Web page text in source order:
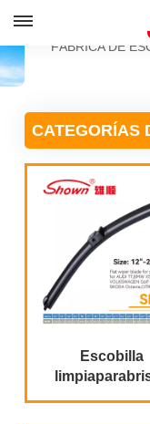
FÁBRICA DE
CATEGORÍAS
Escobilla